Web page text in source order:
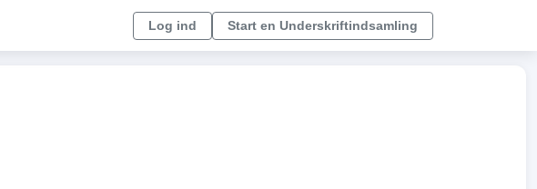
Log ind Start en Underskriftindsamling